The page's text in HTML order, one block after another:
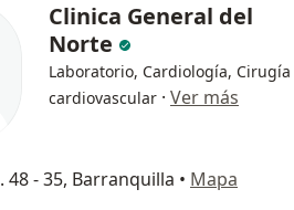
Clinica General del
Norte
Laboratorio, Cardiología, Cirugía
cardiovascular · Ver más
48 - 35, Barranquilla • Mapa